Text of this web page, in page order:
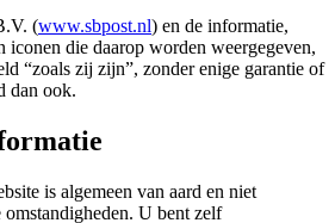
(www.sbpost.nl) en de informatie,
iconen die daarop worden weergegeven,
“zoals zij zijn”, zonder enige garantie of
dan ook.
is algemeen van aard en niet
U bent zelf